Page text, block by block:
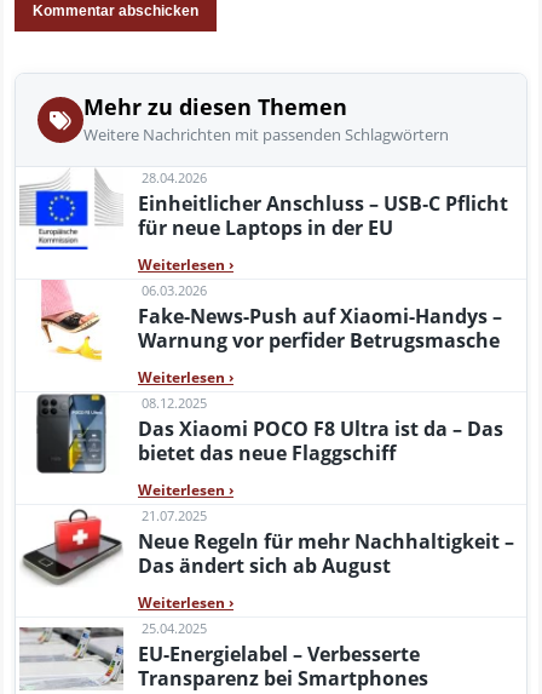
Mehr zu diesen Themen
Weitere Nachrichten mit passenden Schlagwörtern
28.04.2026
Einheitlicher Anschluss – USB‑C Pflicht
für neue Laptops in der EU
Weiterlesen ›
06.03.2026
Fake-News-Push auf Xiaomi-Handys –
Warnung vor perfider Betrugsmasche
Weiterlesen ›
08.12.2025
Das Xiaomi POCO F8 Ultra ist da – Das
bietet das neue Flaggschiff
Weiterlesen ›
21.07.2025
Neue Regeln für mehr Nachhaltigkeit –
Das ändert sich ab August
Weiterlesen ›
25.04.2025
EU-Energielabel – Verbesserte
Transparenz bei Smartphones